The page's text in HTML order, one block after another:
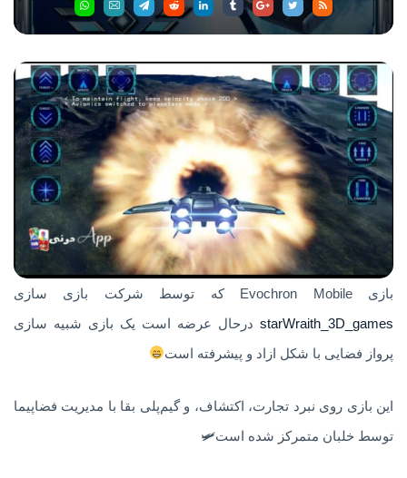
بازی Evochron Mobile که توسط شرکت بازی سازی
starWraith_3D_games درحال عرضه است یک بازی شبیه سازی
پرواز فضایی با شکل ازاد و پیشرفته است
این بازی روی نبرد تجارت، اکتشاف، و گیم‌پلی بقا با مدیریت فضاپیما
توسط خلبان متمرکز شده است🛩